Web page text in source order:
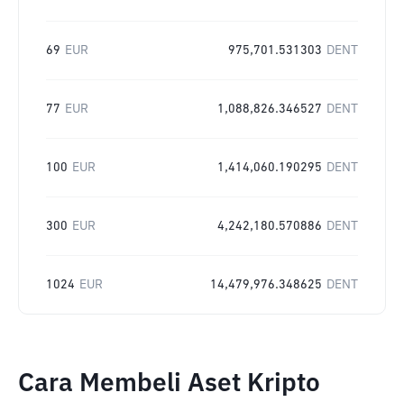
69 EUR 975,701.531303 DENT
77 EUR 1,088,826.346527 DENT
100 EUR 1,414,060.190295 DENT
300 EUR 4,242,180.570886 DENT
1024 EUR 14,479,976.348625 DENT
Cara Membeli Aset Kripto